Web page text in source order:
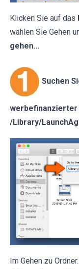
Klicken Sie auf das
wählen Sie Gehen
gehen...
Suchen
/Library/
Im Gehen zu